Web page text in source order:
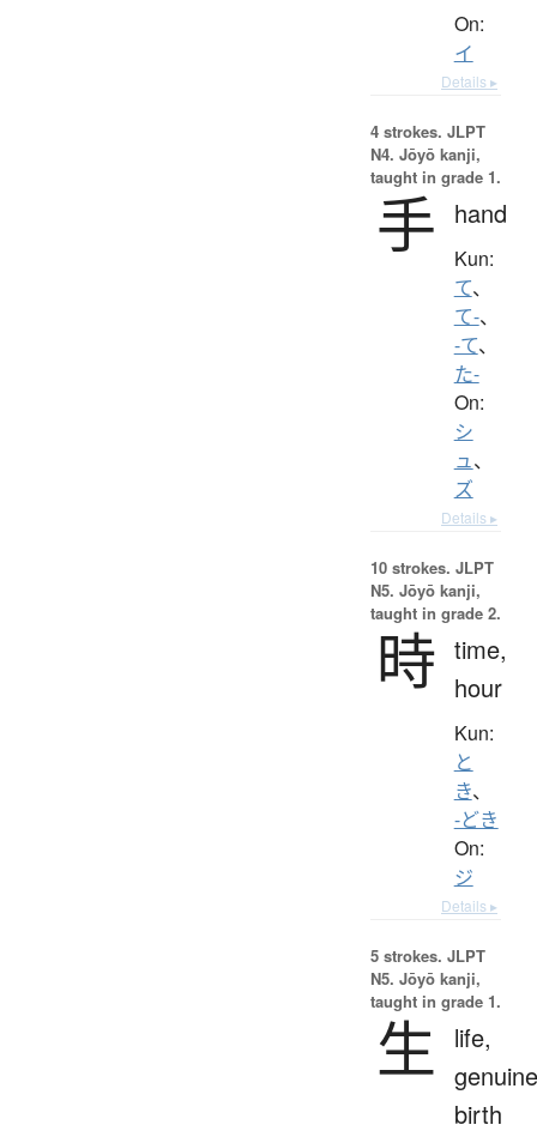
On:
イ
Details ▸
4 strokes. JLPT
N4. Jōyō kanji,
taught in grade 1.
手 hand
Kun:
て、
て-、
-て、
た-
On:
シ
ュ、
ズ
Details ▸
10 strokes. JLPT
N5. Jōyō kanji,
taught in grade 2.
時 time,
hour
Kun:
と
き、
-どき
On:
ジ
Details ▸
5 strokes. JLPT
N5. Jōyō kanji,
taught in grade 1.
生
life,
birth